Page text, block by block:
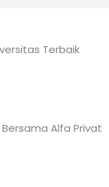
Terbaik
Alfa Privat